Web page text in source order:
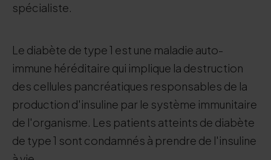
spécialiste.
Le diabète de type 1 est une maladie auto-
immune héréditaire qui implique la destruction
des cellules pancréatiques responsables de la
production d'insuline par le système immunitaire
de l'organisme. Les patients atteints de diabète
de type 1 sont condamnés à prendre de l'insuline